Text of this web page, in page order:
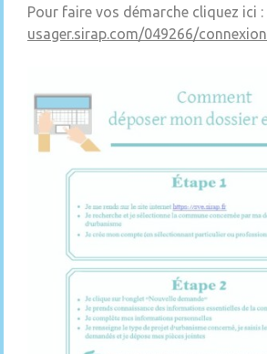
Pour faire vos démarche cliquez ici :
usager.sirap.com/049266/connexion